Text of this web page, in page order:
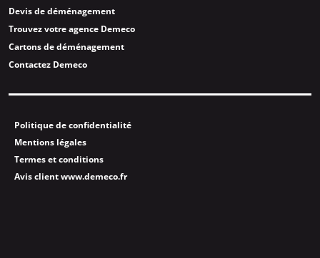
Devis de déménagement
Trouvez votre agence Demeco
Cartons de déménagement
Contactez Demeco
Politique de confidentialité
Mentions légales
Termes et conditions
Avis client www.demeco.fr